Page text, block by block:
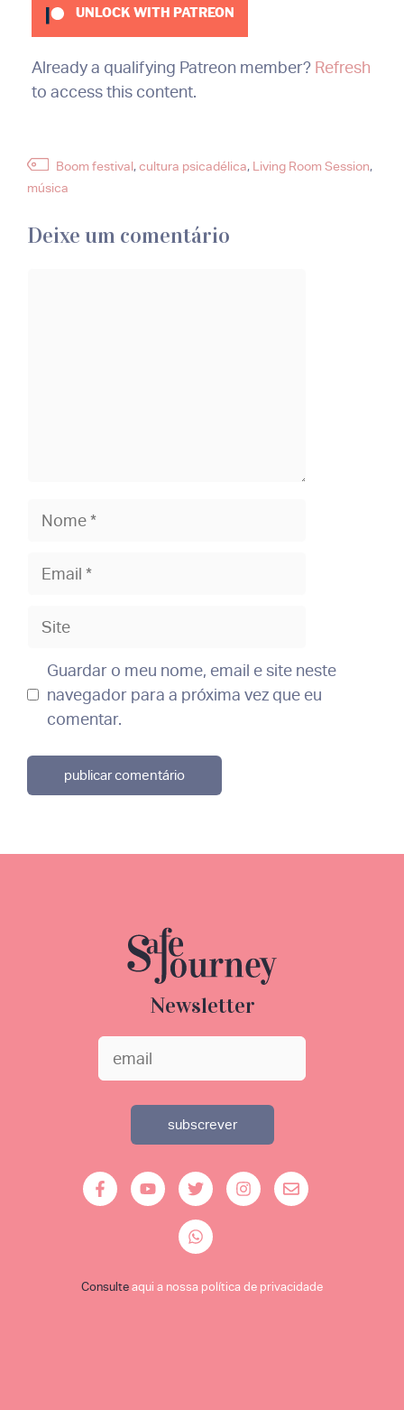
UNLOCK WITH PATREON
Already a qualifying Patreon member? Refresh
to access this content.
Etiquetas
Boom festival,cultura psicadélica, Living Room Session,
música
Deixe um comentário
Nome
Email
Site
Guardar o meu nome, email e site neste
navegador para a próxima vez que eu
comentar.
Newsletter
Consulte aqui a nossa política de privacidade